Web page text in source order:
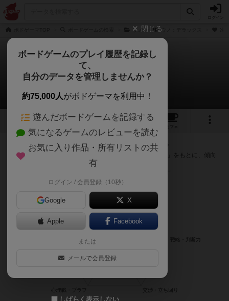
ウノ ウノ：デラックス
ウノ：デラックス
次のおすすめボードゲーム
2
カフェ
『ウノ：デラックス』が好きな方へのおすすめ
このゲームのトップページで投票された「プレイ感の評価」をもとに、傾向
が近いボードゲームをランキング形式で紹介します。
閉じる
ボードゲームのプレイ履歴を記録し
て、
自分のデータを管理しませんか？
約75,000人がボドゲーマを利用中！
遊んだボードゲームを記録する
気になるゲームのレビューを読む
お気に入り作品・所有リストの共
有
ログイン / 会員登録（10秒）
Google X
Apple Facebook
または
メールで会員登録
しばらく表示しない